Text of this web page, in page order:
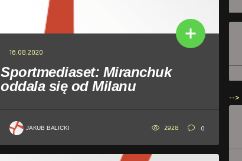
16.08.2020
Sportmediaset: Miranchuk
oddala się od Milanu
JAKUB BALICKI 2928 0
-->